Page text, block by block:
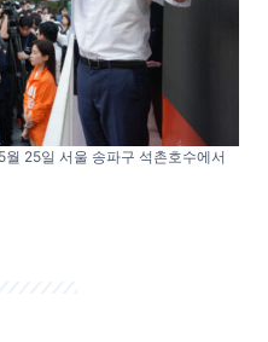
25일 서울 송파구 석촌호수에서